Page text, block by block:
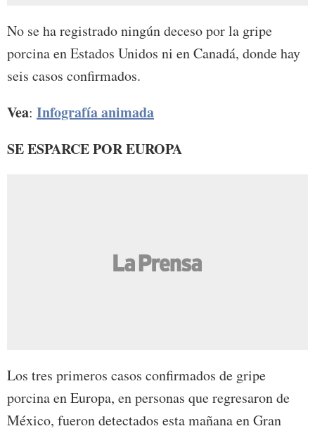
No se ha registrado ningún deceso por la gripe
porcina en Estados Unidos ni en Canadá, donde hay
seis casos confirmados.
Vea: Infografía animada
SE ESPARCE POR EUROPA
Los tres primeros casos confirmados de gripe
porcina en Europa, en personas que regresaron de
México, fueron detectados esta mañana en Gran